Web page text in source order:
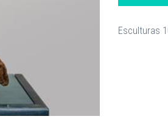
Esculturas